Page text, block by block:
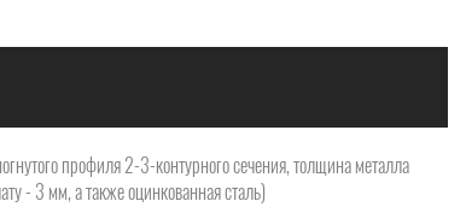
профиля 2-3-контурного сечения, толщина металла
- 3 мм, а также оцинкованная сталь)